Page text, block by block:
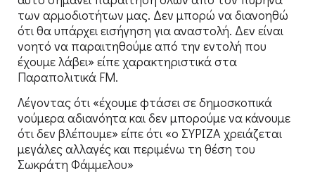
των αρμοδιοτήτων μας. Δεν μπορώ να διανοηθώ
ότι θα υπάρχει εισήγηση για αναστολή. Δεν είναι
νοητό να παραιτηθούμε από την εντολή που
έχουμε λάβει» είπε χαρακτηριστικά στα
Παραπολιτικά FM.
Λέγοντας ότι «έχουμε φτάσει σε δημοσκοπικά
νούμερα αδιανόητα και δεν μπορούμε να κάνουμε
ότι δεν βλέπουμε» είπε ότι «ο ΣΥΡΙΖΑ χρειάζεται
μεγάλες αλλαγές και περιμένω τη θέση του
Σωκράτη Φάμμελου»